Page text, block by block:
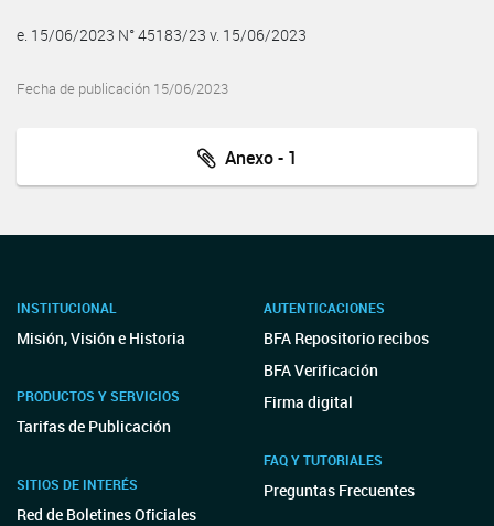
e. 15/06/2023 N° 45183/23 v. 15/06/2023
Fecha de publicación 15/06/2023
Anexo - 1
INSTITUCIONAL
Misión, Visión e Historia
PRODUCTOS Y SERVICIOS
Tarifas de Publicación
SITIOS DE INTERÉS
Red de Boletines Oficiales
AUTENTICACIONES
BFA Repositorio recibos
BFA Verificación
Firma digital
FAQ Y TUTORIALES
Preguntas Frecuentes